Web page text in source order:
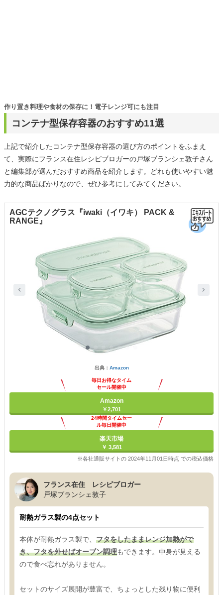
コンテナ型保存容器のおすすめ11選
作り置き料理や食材の保存に！電子レンジ可にも注目
上記で紹介したコンテナ型保存容器の選び方のポイントをふまえ
て、実際にフランス在住レシピブロガーの戸塚ブランシェ敦子さん
と編集部が選んだおすすめ商品を紹介します。どれも使いやすい魅
力的な商品ばかりなので、ぜひ参考にしてみてください。
AGCテクノグラス『iwaki（イワキ） PACK &
RANGE』
出典： Amazon
毎日お得なタイム
セール開催中
Amazon
￥2,701
24時間タイムセー
ル毎日開催中
楽天市場
￥ 3,581
※各社通販サイトの 2024年11月01日時点 での税込価格
フランス在住 レシピブロガー
戸塚ブランシェ敦子
耐熱ガラス製の4点セット
本体が耐熱ガラス製で、 フタをしたままレンジ加熱がで
き、フタを外せばオーブン調理もできます。中身が見える
ので食べ忘れがありません。
セットのサイズ展開が豊富で、ちょっとした残り物に便利